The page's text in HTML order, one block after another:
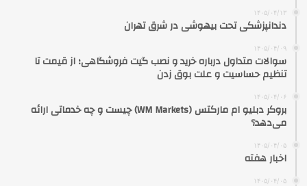
۱۴۰۵/۰۴/۱۳
دندانپزشکی تحت بیهوشی در شرق تهران
۱۴۰۵/۰۴/۰۹
سوالات متداول درباره خرید و نصب گیت فروشگاهی؛ از قیمت تا
تنظیم حساسیت و علت بوق زدن
۱۴۰۵/۰۴/۰۶
بروکر دبلیو ام مارکتس (WM Markets) چیست و چه خدماتی ارائه
می‌دهد؟
۱۴۰۵/۰۴/۰۵
اخبار هفته
۱۴۰۵/۰۴/۰۵